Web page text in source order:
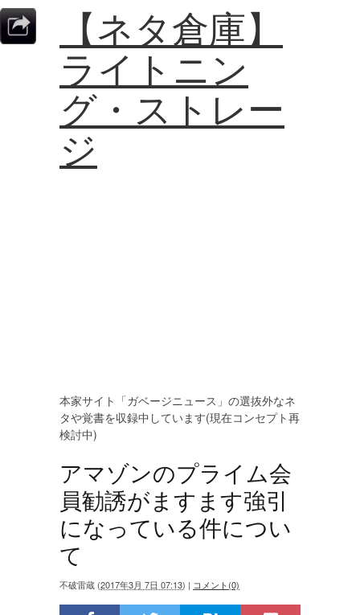
【ネタ倉庫】
ライトニン
グ・ストレー
ジ
本家サイト「ガベージニュース」の選抜外なネ
タや覚書を収録中しています(現在コンセプト再
検討中)
アマゾンのプライム会
員勧誘がますます強引
になっている件につい
て
不破雷蔵 (2017年3月 7日 07:13) | コメント(0)